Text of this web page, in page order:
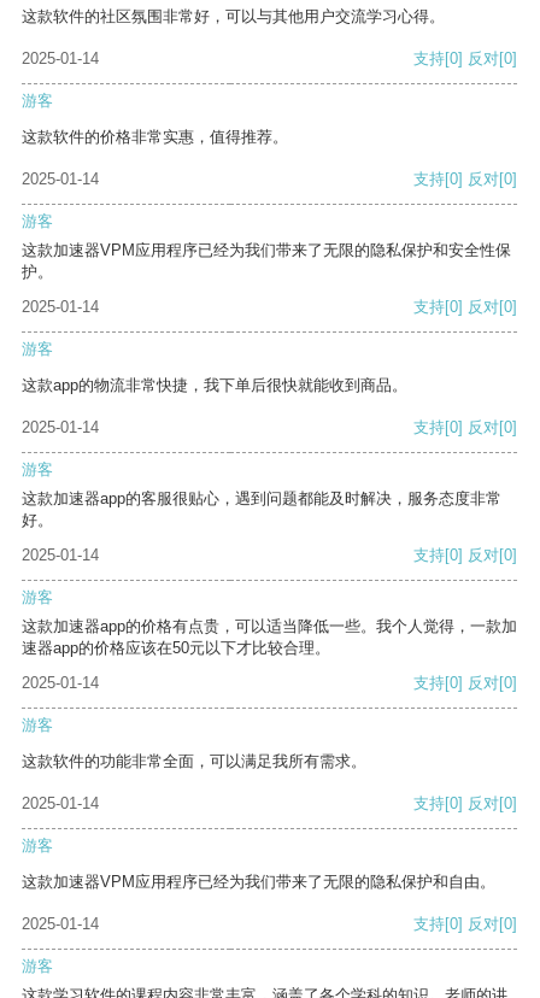
这款软件的社区氛围非常好，可以与其他用户交流学习心得。
2025-01-14 支持[0] 反对[0]
游客
这款软件的价格非常实惠，值得推荐。
2025-01-14 支持[0] 反对[0]
游客
这款加速器VPM应用程序已经为我们带来了无限的隐私保护和安全性保
护。
2025-01-14
支持[0] 反对[0]
游客
这款app的物流非常快捷，我下单后很快就能收到商品。
2025-01-14 支持[0] 反对[0]
游客
这款加速器app的客服很贴心，遇到问题都能及时解决，服务态度非常
好。
2025-01-14
支持[0] 反对[0]
游客
这款加速器app的价格有点贵，可以适当降低一些。我个人觉得，一款加
速器app的价格应该在50元以下才比较合理。
2025-01-14
支持[0] 反对[0]
游客
这款软件的功能非常全面，可以满足我所有需求。
2025-01-14 支持[0] 反对[0]
游客
这款加速器VPM应用程序已经为我们带来了无限的隐私保护和自由。
2025-01-14 支持[0] 反对[0]
游客